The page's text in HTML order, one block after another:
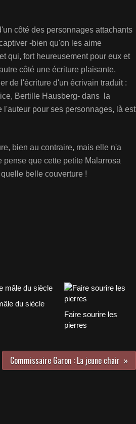
côté des personnages attachants
-bien qu'on les aime
qui, fort heureusement pour eux et
côté une écriture plaisante,
de l'écriture d'un écrivain traduit :
Bertille Hausberg- dans la
pour ses personnages, là est
bien au contraire, mais elle n'a
que cette petite Malarrosa
belle couverture !
du siècle
Faire sourire les
pierres
Commissaire Garon : La jeune chair